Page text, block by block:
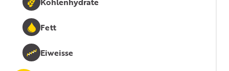
Fett
Eiweisse